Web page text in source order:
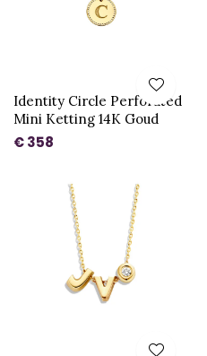
Identity Circle Perforated
Mini Ketting 14K Goud
€ 358